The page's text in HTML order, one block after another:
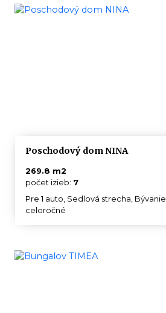
Poschodový dom NINA
269.8 m2
počet izieb: 7
Pre 1 auto, Sedlová strecha, Bývanie
celoročné